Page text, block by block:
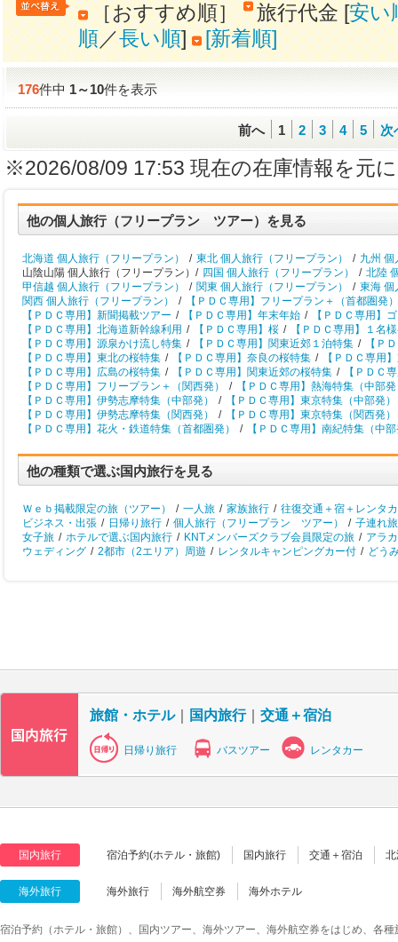
［おすすめ順］ 旅行代金 [安い
順／長い順] [新着順]
176件中1～10件を表示
前へ 1 2 3 4 5 次
※2026/08/09 17:53 現在の在庫情報を元
他の個人旅行（フリープラン ツアー）を見る
北海道 個人旅行（フリープラン） / 東北 個人旅行（フリープラン） / 九州 個
山陰山陽 個人旅行（フリープラン）/ 四国 個人旅行（フリープラン） / 北陸
甲信越 個人旅行（フリープラン）
/ 関東 個人旅行（フリープラン） / 東海 個
関西 個人旅行（フリープラン）
/
【ＰＤＣ専用】フリープラン＋（首都圏発）
【ＰＤＣ専用】新聞掲載ツアー / 【ＰＤＣ専用】年末年始 /
【ＰＤＣ専用】
【ＰＤＣ専用】北海道新幹線利用 / 【ＰＤＣ専用】桜 /
【ＰＤＣ専用】１名
【ＰＤＣ専用】源泉かけ流し特集 / 【ＰＤＣ専用】関東近郊１泊特集 /
【Ｐ
【ＰＤＣ専用】東北の桜特集 / 【ＰＤＣ専用】奈良の桜特集 /
【ＰＤＣ専用
【ＰＤＣ専用】広島の桜特集 / 【ＰＤＣ専用】関東近郊の桜特集 /
【ＰＤＣ
【ＰＤＣ専用】フリープラン＋（関西発）
/
【ＰＤＣ専用】熱海特集（中部
【ＰＤＣ専用】伊勢志摩特集（中部発）
/
【ＰＤＣ専用】東京特集（中部発）
【ＰＤＣ専用】伊勢志摩特集（関西発）
/
【ＰＤＣ専用】東京特集（関西発）
【ＰＤＣ専用】花火・鉄道特集（首都圏発）
/ 【ＰＤＣ専用】南紀特集（中
他の種類で選ぶ国内旅行を見る
Ｗｅｂ掲載限定の旅（ツアー） / 一人旅 / 家族旅行 / 往復交通＋宿＋レンタ
ビジネス・出張 / 日帰り旅行 / 個人旅行（フリープラン ツアー） / 子連れ
女子旅 / ホテルで選ぶ国内旅行 / KNTメンバーズクラブ会員限定の旅 / アラ
ウェディング / 2都市（2エリア）周遊 / レンタルキャンピングカー付 / どう
旅館・ホテル｜ 国内旅行｜ 交通＋宿泊
日帰り旅行 バスツアー レンタカー
国内旅行 宿泊予約(ホテル・旅館) 国内旅行 交通＋宿泊
海外旅行 海外旅行 海外航空券 海外ホテル
宿泊予約（ホテル・旅館）、国内ツアー、海外ツアー、海外航空券をはじめ、各